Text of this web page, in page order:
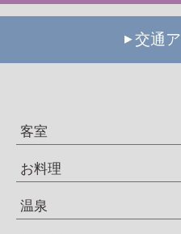
交通
客室
お料理
温泉